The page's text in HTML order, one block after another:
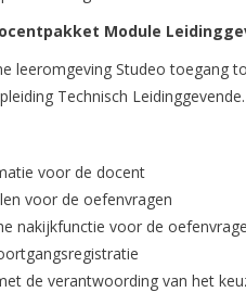
Module
leeromgeving Studeo toegang
Technisch Leidinggevende.
voor de docent
voor de oefenvragen
nakijkfunctie voor de
de verantwoording van het